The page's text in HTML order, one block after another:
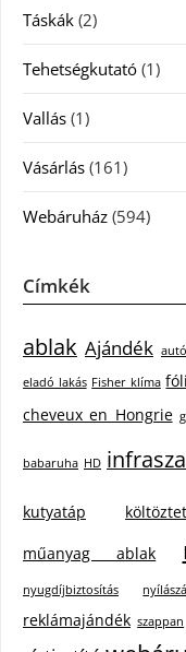
Táskák (2)
Tehetségkutató (1)
Vallás (1)
Vásárlás (161)
Webáruház (594)
Címkék
ablak Ajándék autó
eladó lakás Fisher klíma
cheveux en Hongrie
babaruha HD
kutyatáp
műanyag ablak
nyugdíjbiztosítás
reklámajándék szappan